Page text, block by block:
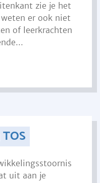
zie je het
er ook niet
of leerkrachten
uit aan je